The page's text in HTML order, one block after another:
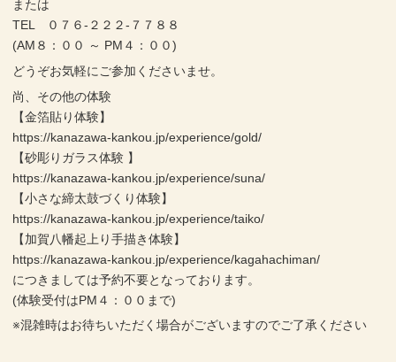
または
TEL ０７６-２２２-７７８８
(AM８：００ ～ PM４：００)
どうぞお気軽にご参加くださいませ。
尚、その他の体験
【金箔貼り体験】
https://kanazawa-kankou.jp/experience/gold/
【砂彫りガラス体験 】
https://kanazawa-kankou.jp/experience/suna/
【小さな締太鼓づくり体験】
https://kanazawa-kankou.jp/experience/taiko/
【加賀八幡起上り手描き体験】
https://kanazawa-kankou.jp/experience/kagahachiman/
につきましては予約不要となっております。
(体験受付はPM４：００まで)
※混雑時はお待ちいただく場合がございますのでご了承ください